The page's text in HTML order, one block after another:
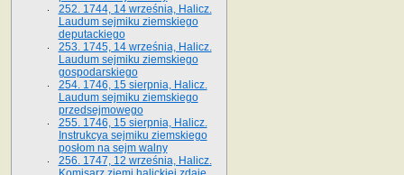
252. 1744, 14 września, Halicz.
Laudum sejmiku ziemskiego
deputackiego
253. 1745, 14 września, Halicz.
Laudum sejmiku ziemskiego
gospodarskiego
254. 1746, 15 sierpnia, Halicz.
Laudum sejmiku ziemskiego
przedsejmowego
255. 1746, 15 sierpnia, Halicz.
Instrukcya sejmiku ziemskiego
posłom na sejm walny
256. 1747, 12 września, Halicz.